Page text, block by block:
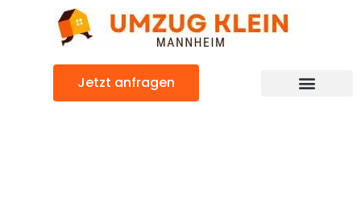
Jetzt anfragen